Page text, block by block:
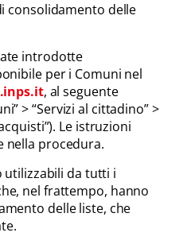
consolidamento delle
introdotte
per i Comuni nel
, al seguente
> “Servizi al cittadino” >
Le istruzioni
nella procedura.
utilizzabili da tutti i
nel frattempo, hanno
delle liste, che